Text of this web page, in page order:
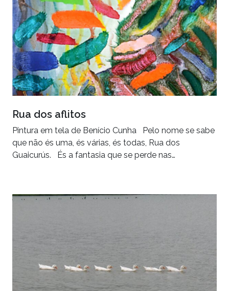
Rua dos aflitos
Pintura em tela de Benício Cunha Pelo nome se sabe
que não és uma, és várias, és todas, Rua dos
Guaicurús. És a fantasia que se perde nas…